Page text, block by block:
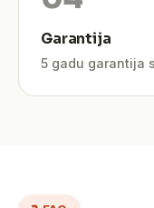
Garantija
5 gadu garantija